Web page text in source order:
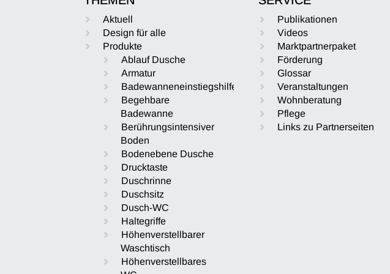
Aktuell
Design für alle
Produkte
Ablauf Dusche
Armatur
Badewanneneinstiegshilfe
Begehbare
Badewanne
Berührungsintensiver
Boden
Bodenebene Dusche
Drucktaste
Duschrinne
Duschsitz
Dusch-WC
Haltegriffe
Höhenverstellbarer
Waschtisch
Höhenverstellbares
Publikationen
Videos
Marktpartnerpaket
Förderung
Glossar
Veranstaltungen
Wohnberatung
Pflege
Links zu Partnerseiten